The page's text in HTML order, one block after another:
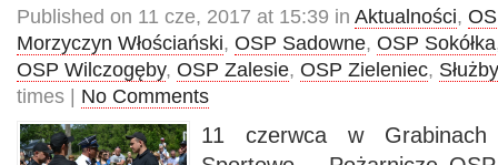
Published on 11 cze, 2017 at 15:39 in Aktualności,
Morzyczyn Włościański, OSP Sadowne, OSP Sokółka
OSP Wilczogęby, OSP Zalesie, OSP Zieleniec, Służby
times | No Comments
11 czerwca w Grabinach